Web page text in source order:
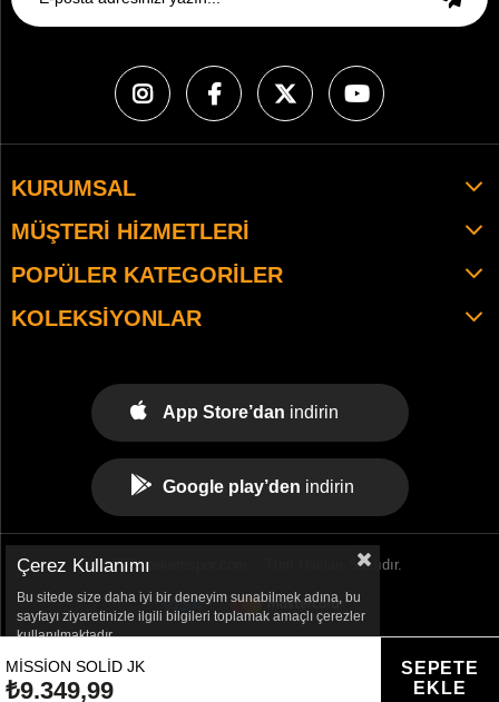
MISSION SOLID JK
₺9.349,99
KURUMSAL
MÜŞTERI HIZMETLERI
POPÜLER KATEGORILER
KOLEKSIYONLAR
App Store’dan indirin
Google play’den indirin
© 2021 tekemspor.com. - Tüm Hakları Saklıdır.
Çerez Kullanımı
Bu sitede size daha iyi bir deneyim sunabilmek adına, bu
sayfayı ziyaretinizle ilgili bilgileri toplamak amaçlı çerezler
kullanılmaktadır.